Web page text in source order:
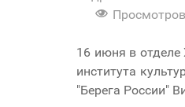
16 июня в отделе
института
"Берега России"